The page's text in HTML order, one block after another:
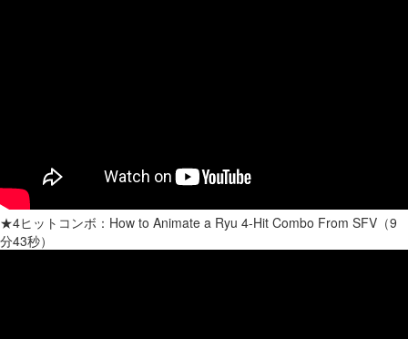
★4ヒットコンボ：How to Animate a Ryu 4-Hit Combo From SFV（9
分43秒）